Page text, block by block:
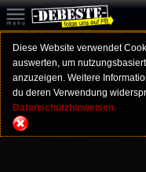
Diese Website verwendet
auswerten, um
anzuzeigen. Weitere
du deren Verwendung
Datenschutzhinweisen.